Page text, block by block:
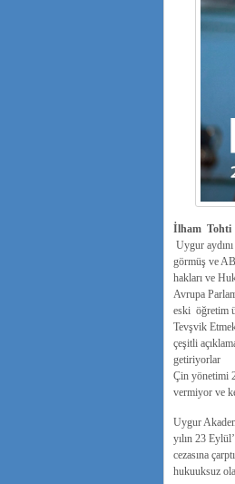
İlham Tohti
Uygur
görmüş ve
hakları ve
Avrupa
eski öğretim
Tevşvik
çeşitli
getiriyorlar
Çin yönetimi
vermiyor ve
Uygur
yılın 23
cezasına
hukuuksuz